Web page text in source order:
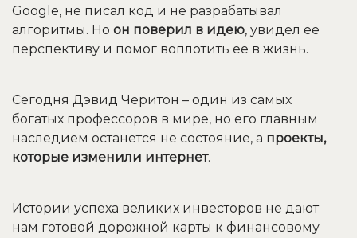
Google, не писал код и не разрабатывал
алгоритмы. Но он поверил в идею, увидел ее
перспективу и помог воплотить ее в жизнь.
Сегодня Дэвид Черитон – один из самых
богатых профессоров в мире, но его главным
наследием останется не состояние, а проекты,
которые изменили интернет.
Истории успеха великих инвесторов не дают
нам готовой дорожной карты к финансовому